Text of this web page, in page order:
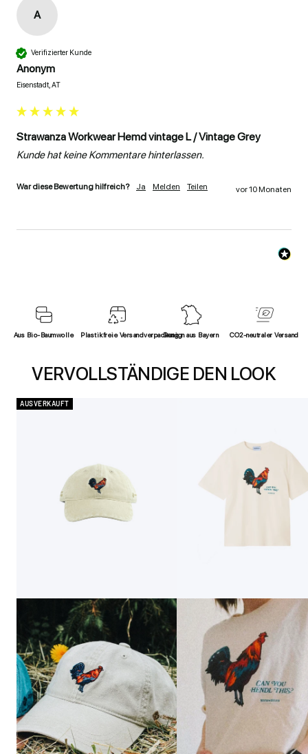
A
Verifizierter Kunde
Anonym
Eisenstadt, AT
Strawanza Workwear Hemd vintage L / Vintage Grey
Kunde hat keine Kommentare hinterlassen.
War diese Bewertung hilfreich? Ja Melden Teilen vor 10 Monaten
Aus Bio-Baumwolle Plastikfreie VersandverpackungDesign aus Bayern CO2-neutraler Versand
VERVOLLSTÄNDIGE DEN LOOK
AUSVERKAUFT